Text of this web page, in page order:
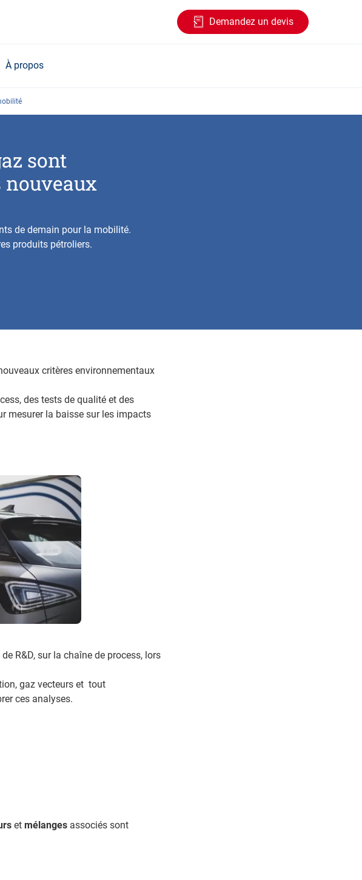
Demandez un devis
À propos
sont
nouveaux
de demain pour la mobilité.
produits pétroliers.
critères environnementaux
des tests de qualité et des
mesurer la baisse sur les impacts
R&D, sur la chaîne de process, lors
gaz vecteurs et tout
ces analyses.
et mélanges associés sont